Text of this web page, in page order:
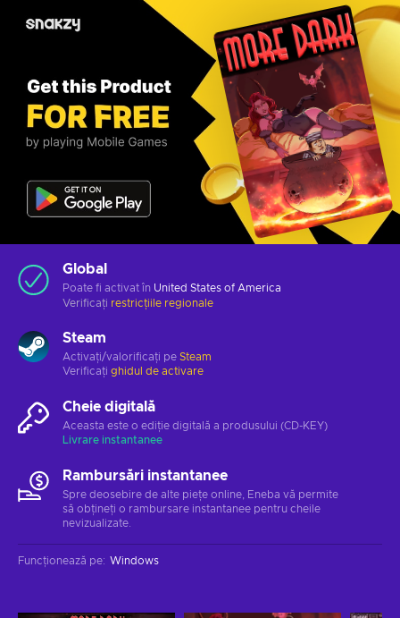
Global
Poate fi activat în United States of America
Verificați restricțiile regionale
Steam
Activați/valorificați pe Steam
Verificați ghidul de activare
Cheie digitală
Aceasta este o ediție digitală a produsului (CD-KEY)
Livrare instantanee
Rambursări instantanee
Spre deosebire de alte piețe online, Eneba vă permite
să obțineți o rambursare instantanee pentru cheile
nevizualizate.
Funcționează pe: Windows